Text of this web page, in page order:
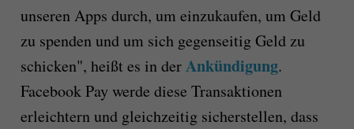
unseren Apps durch, um einzukaufen, um Geld
zu spenden und um sich gegenseitig Geld zu
schicken", heißt es in derAnkündigung.
Facebook Pay werde diese Transaktionen
erleichtern und gleichzeitig sicherstellen, dass